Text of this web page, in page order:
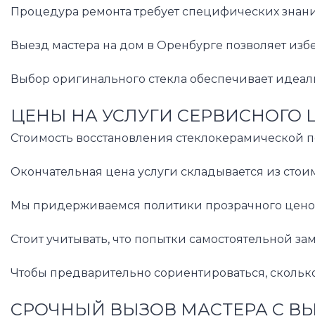
Процедура ремонта требует специфических
Выезд мастера на дом в Оренбурге позволяет
Выбор оригинального стекла обеспечивает
ЦЕНЫ НА УСЛУГИ СЕРВИСНОГО
Стоимость восстановления
Окончательная цена услуги складывается из
Мы придерживаемся политики прозрачного
Стоит учитывать, что попытки
Чтобы предварительно сориентироваться,
СРОЧНЫЙ ВЫЗОВ МАСТЕРА С